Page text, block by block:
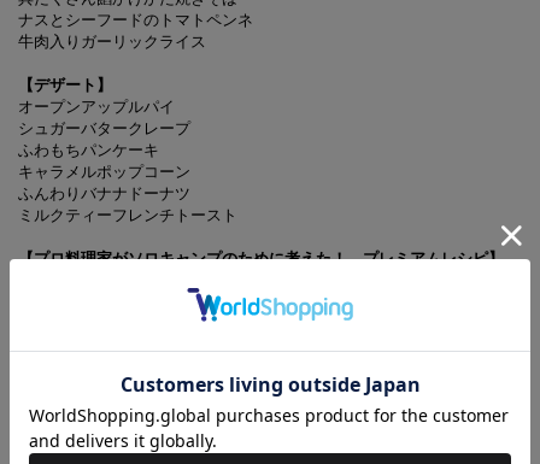
ナスとシーフードのトマトペンネ
牛肉入りガーリックライス
【デザート】
オープンアップルパイ
シュガーバタークレープ
ふわもちパンケーキ
キャラメルポップコーン
ふんわりバナナドーナツ
ミルクティーフレンチトースト
【プロ料理家がソロキャンプのために考えた！ プレミアムレシピ】
じゃがいもとチーズのガレット
カマンベールでチーズフォンデュ
たっぷりキノコとスパムの丸ごと焼き
やわらかスペアリブ
ちゃんちゃん焼き
エビのココナッツミルクカレー煮